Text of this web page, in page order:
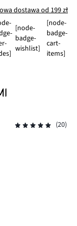
dostawa od 199 zł
[node-
badge-
wishlist]
[node-
badge-
cart-
items]
(20)